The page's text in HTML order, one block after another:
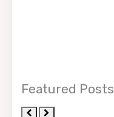
Featured Posts